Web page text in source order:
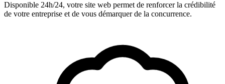
Disponible 24h/24, votre site web permet de renforcer la crédibilité
de votre entreprise et de vous démarquer de la concurrence.